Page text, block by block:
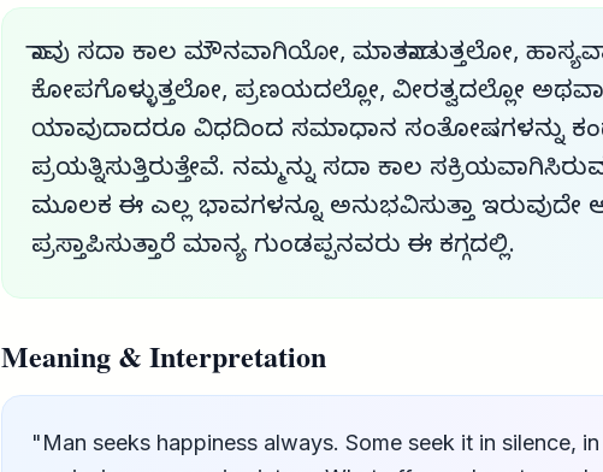
ನಾವು ಸದಾ ಕಾಲ ಮೌನವಾಗಿಯೋ, ಮಾತನಾಡುತ್ತಲೋ,
ಕೋಪಗೊಳ್ಳುತ್ತಲೋ, ಪ್ರಣಯದಲ್ಲೋ, ವೀರತ್ವದಲ್ಲೋ
ಯಾವುದಾದರೂ ವಿಧದಿಂದ ಸಮಾಧಾನ ಸಂತೋಷಗಳನ್ನು
ಪ್ರಯತ್ನಿಸುತ್ತಿರುತ್ತೇವೆ. ನಮ್ಮನ್ನು ಸದಾ ಕಾಲ
ಮೂಲಕ ಈ ಎಲ್ಲ ಭಾವಗಳನ್ನೂ ಅನುಭವಿಸುತ್ತಾ ಇರುವುದೇ
ಪ್ರಸ್ತಾಪಿಸುತ್ತಾರೆ ಮಾನ್ಯ ಗುಂಡಪ್ಪನವರು ಈ ಕಗ್ಗದಲ್ಲಿ.
Meaning & Interpretation
"Man seeks happiness always. Some seek it in silence,